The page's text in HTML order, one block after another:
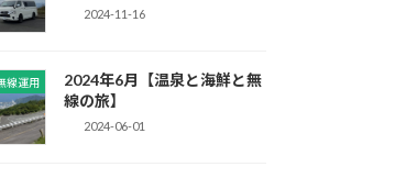
2024-11-16
線運用
2024年6月【温泉と海鮮と無
線の旅】
2024-06-01